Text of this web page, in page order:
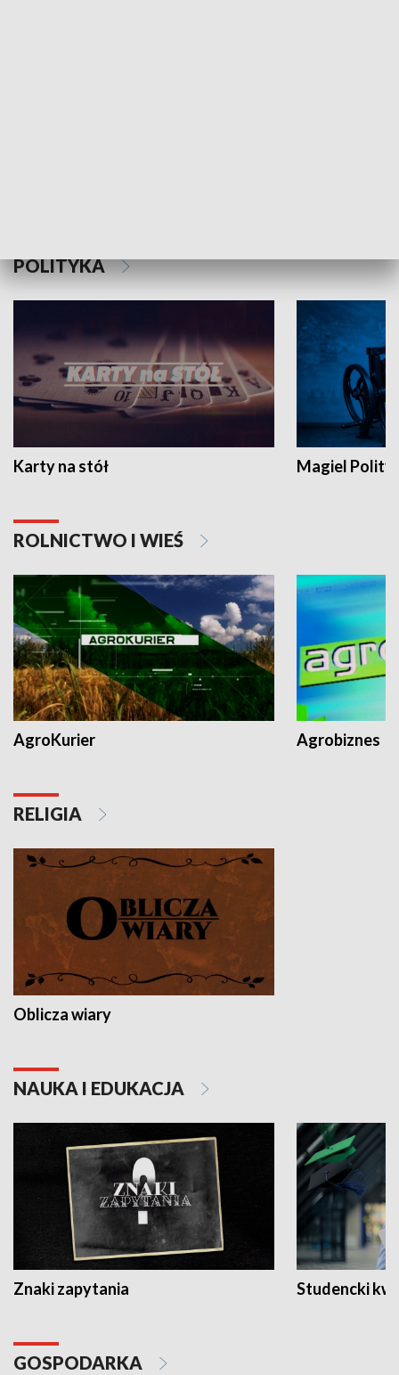
POLITYKA
Karty na stół Magiel
ROLNICTWO I WIEŚ
AgroKurier Agrobiznes
RELIGIA
Oblicza wiary
NAUKA I EDUKACJA
Znaki zapytania Studencki
GOSPODARKA